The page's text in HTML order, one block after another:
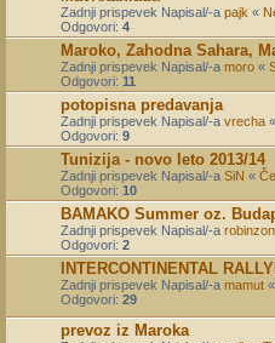
Zadnji prispevek Napisal/-a pajk «
Odgovori: 4
Maroko, Zahodna Sahara,
Zadnji prispevek Napisal/-a moro «
Odgovori: 11
potopisna predavanja
Zadnji prispevek Napisal/-a vrecha «
Odgovori: 9
Tunizija - novo leto 2013/14
Zadnji prispevek Napisal/-a SiN «
Odgovori: 10
BAMAKO Summer oz.
Zadnji prispevek Napisal/-a robinzon
Odgovori: 2
INTERCONTINENTAL
Zadnji prispevek Napisal/-a mamut «
Odgovori: 29
prevoz iz Maroka